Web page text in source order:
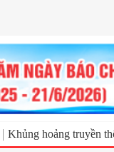
Khủng hoảng truyền